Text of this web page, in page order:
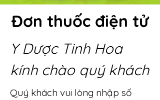
Đơn thuốc điện tử
Y Dược Tinh Hoa
kính chào quý khách
Quý khách vui lòng nhập số